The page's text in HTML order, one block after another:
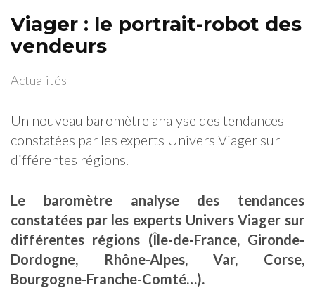
Viager : le portrait-robot des
vendeurs
Actualités
Un nouveau baromètre analyse des tendances
constatées par les experts Univers Viager sur
différentes régions.
Le baromètre analyse des tendances
constatées par les experts Univers Viager sur
différentes régions (Île-de-France, Gironde-
Dordogne, Rhône-Alpes, Var, Corse,
Bourgogne-Franche-Comté…).